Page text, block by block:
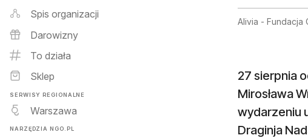
Spis organizacji
Darowizny
To działa
Sklep
SERWISY REGIONALNE
Warszawa
NARZĘDZIA NGO.PL
Alivia - Fundacja
27 sierpnia
Mirosława
wydarzeniu
Draginja